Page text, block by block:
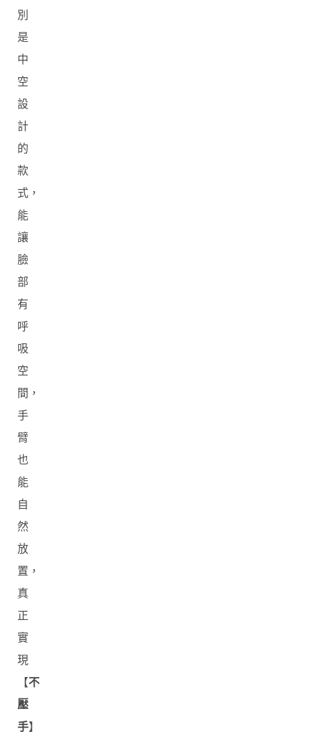
別
是
中
空
設
計
的
款
式，
能
讓
臉
部
有
呼
吸
空
間，
手
臂
也
能
自
然
放
置，
真
正
實
現
【不
壓
手】